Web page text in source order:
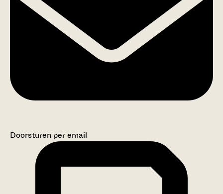
Doorsturen per email